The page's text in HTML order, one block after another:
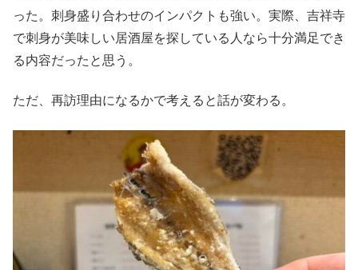
った。刺身盛り合わせのインパクトも強い。実際、吉祥寺
で刺身が美味しい居酒屋を探している人なら十分満足でき
る内容だったと思う。
ただ、再訪理由になるかで考えると話が変わる。